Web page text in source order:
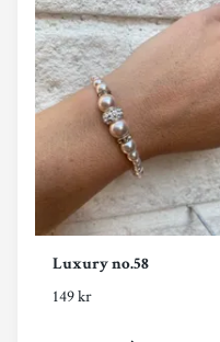
Luxury no.58
149 kr